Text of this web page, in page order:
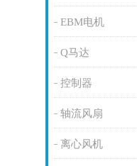
EBM电机
Q马达
控制器
轴流风扇
离心风机